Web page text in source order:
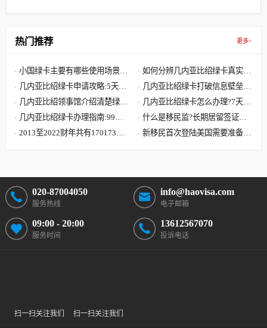
热门推荐 更多>
小国绿卡‌主要有哪些使用场景和
优势?
如何分辨几内亚比绍绿卡真实有
效?
几内亚比绍绿卡申请攻略:5天拿
绿卡,轻松读国际学校
几内亚比绍绿卡打破信息壁垒
助力孩子入读国际学校
几内亚比绍领事馆介绍清楚绿卡
如何在线验证真假?
几内亚比绍绿卡怎么办理?7天轻
松获取第三国永居身份
几内亚比绍绿卡办理指南:99%
的投资者都是被这三点优势吸引
什么是移民监?长期居留签证和
永久居留签证有什么区别?
2013至2022财年共有170173位
新移民首次登陆美国需要准备哪
020-87004050
服务热线
info@haovisa.com
电子邮箱
09:00 - 20:00
服务时间
13612567070
投诉电话
扫一扫关注我们 扫一扫关注我们